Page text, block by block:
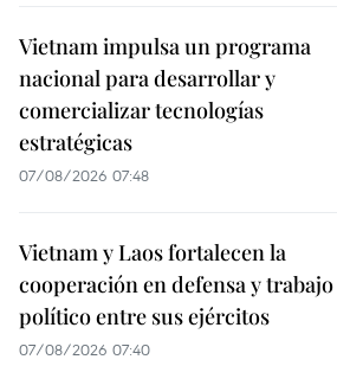
Vietnam impulsa un programa
nacional para desarrollar y
comercializar tecnologías
estratégicas
07/08/2026 07:48
Vietnam y Laos fortalecen la
cooperación en defensa y trabajo
político entre sus ejércitos
07/08/2026 07:40